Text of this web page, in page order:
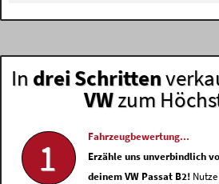
In drei Schritten
VWzum
1
Fahrzeugbewertung...
Erzähle uns unverbindlich
deinem VW Passat B2!